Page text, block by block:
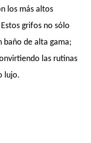
los más altos
grifos no sólo
baño de alta gama;
las rutinas
lujo.